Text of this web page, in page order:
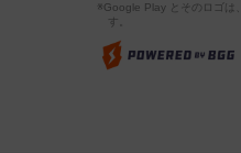
※Google Play とそのロゴは
す。